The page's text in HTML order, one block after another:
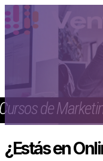
de
¿Estás en